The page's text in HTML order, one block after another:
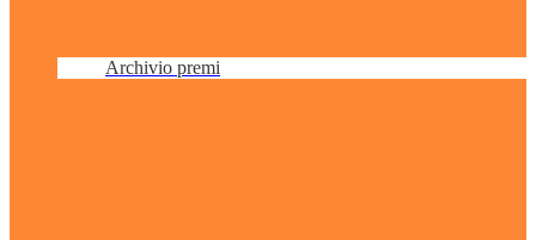
Archivio premi